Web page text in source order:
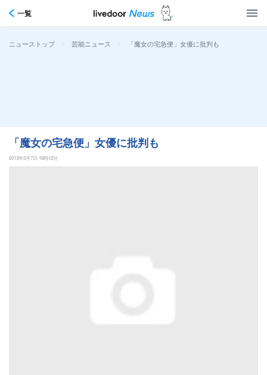
一覧
ニューストップ > 芸能ニュース > 「魔女の宅急便」女優に批判も
「魔女の宅急便」女優に批判も
2013年5月7日 16時12分